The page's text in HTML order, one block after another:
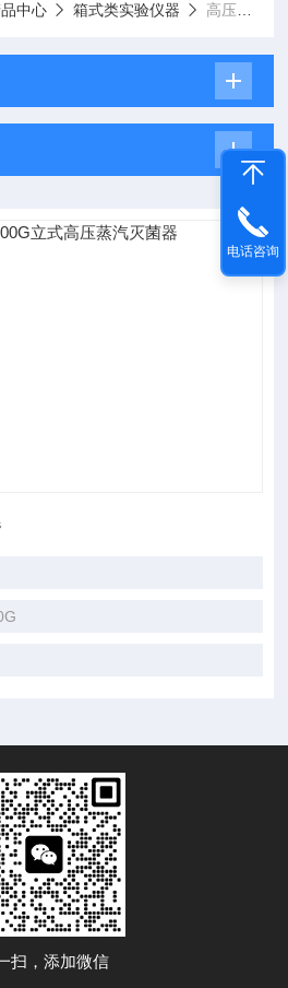
中心 箱式类实验仪器 高压灭菌
扫，添加微信
电话咨询